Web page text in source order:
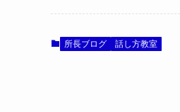
所長ブログ 話し方教室